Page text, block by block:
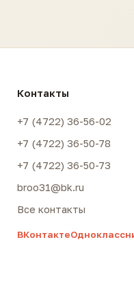
Контакты
+7 (4722) 36-56-02
+7 (4722) 36-50-78
+7 (4722) 36-50-73
broo31@bk.ru
Все контакты
ВКонтакте